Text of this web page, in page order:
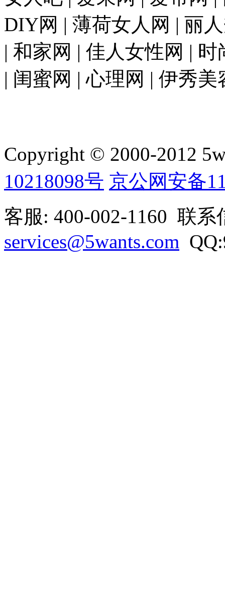
DIY网 | 薄荷女人网 | 丽
| 和家网 | 佳人女性网 |
| 闺蜜网 | 心理网 | 伊秀美
Copyright © 2000-2012
10218098号 京公网安备
客服: 400-002-1160 联系
services@5wants.com